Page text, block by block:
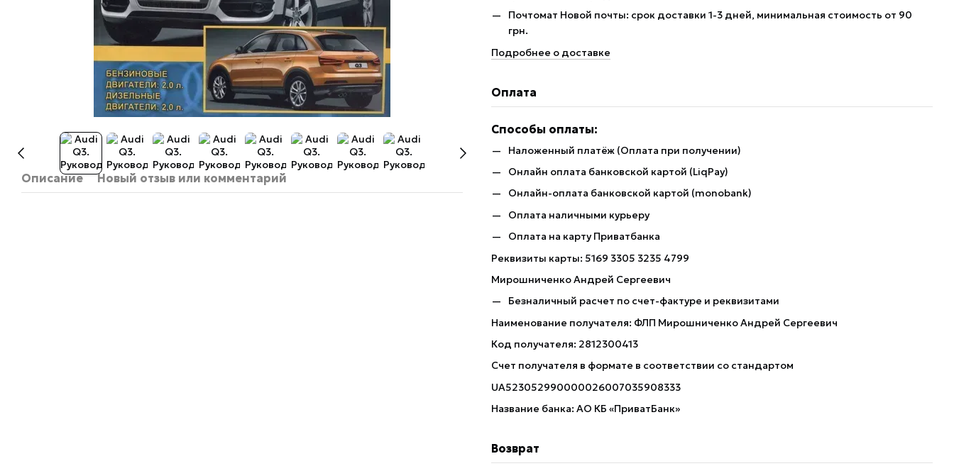
Описание Новый отзыв или комментарий
Почтомат Новой почты: срок доставки 1-3 дней, минимальная стоимость от 90
грн.
Подробнее о доставке
Оплата
Способы оплаты:
Наложенный платёж (Оплата при получении)
Онлайн оплата банковской картой (LiqPay)
Онлайн-оплата банковской картой (monobank)
Оплата наличными курьеру
Оплата на карту Приватбанка
Реквизиты карты: 5169 3305 3235 4799
Мирошниченко Андрей Сергеевич
Безналичный расчет по счет-фактуре и реквизитами
Наименование получателя: ФЛП Мирошниченко Андрей Сергеевич
Код получателя: 2812300413
Счет получателя в формате в соответствии со стандартом
UA523052990000026007035908333
Название банка: АО КБ «ПриватБанк»
Возврат